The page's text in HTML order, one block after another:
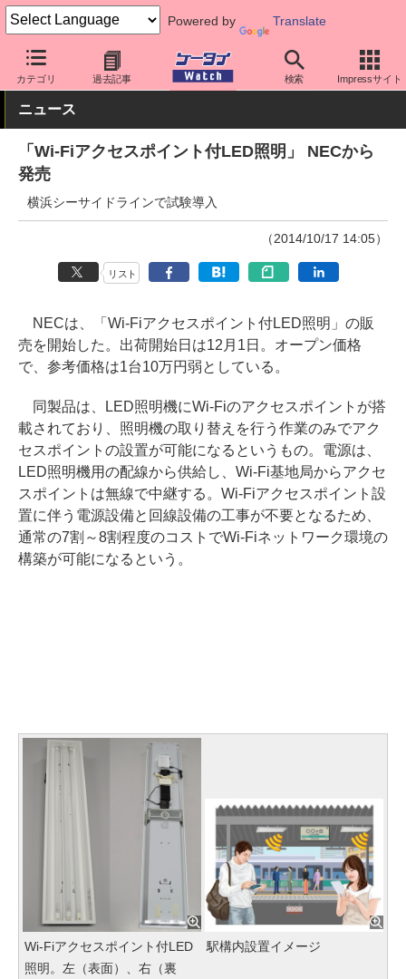
Powered by Translate
カテゴリ 過去記事 検索 Impressサイト
ケータイ Watch 周辺機器/アクセサリー その他
ニュース
「Wi-Fiアクセスポイント付LED照明」 NECから
発売
横浜シーサイドラインで試験導入
（2014/10/17 14:05）
リスト
NECは、「Wi-Fiアクセスポイント付LED照明」の販
売を開始した。出荷開始日は12月1日。オープン価格
で、参考価格は1台10万円弱としている。
同製品は、LED照明機にWi-Fiのアクセスポイントが搭
載されており、照明機の取り替えを行う作業のみでアク
セスポイントの設置が可能になるというもの。電源は、
LED照明機用の配線から供給し、Wi-Fi基地局からアクセ
スポイントは無線で中継する。Wi-Fiアクセスポイント設
置に伴う電源設備と回線設備の工事が不要となるため、
通常の7割～8割程度のコストでWi-Fiネットワーク環境の
構築が可能になるという。
Wi-Fiアクセスポイント付LED
照明。左（表面）、右（裏
駅構内設置イメージ